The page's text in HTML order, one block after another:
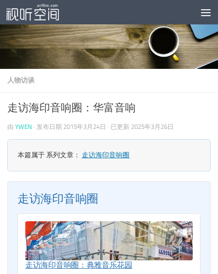
跳至内容
人物访谈
走访海印音响圈：华富音响
由 YWEN · 发布日期 2015年3月24日 · 已更新 2025年3月26日
本篇属于 系列文章： 走访海印音响圈
走访海印音响圈
走访海印音响圈：典雅音乐花园